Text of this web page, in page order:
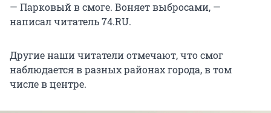
— Парковый в смоге. Воняет выбросами, —
написал читатель 74.RU.
Другие наши читатели отмечают, что смог
наблюдается в разных районах города, в том
числе в центре.